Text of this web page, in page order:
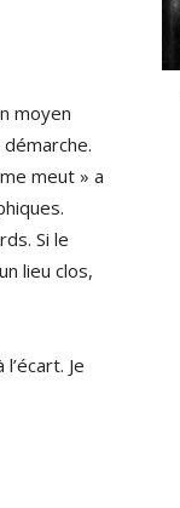
moyen
meut » a
Si le
lieu clos,
Je